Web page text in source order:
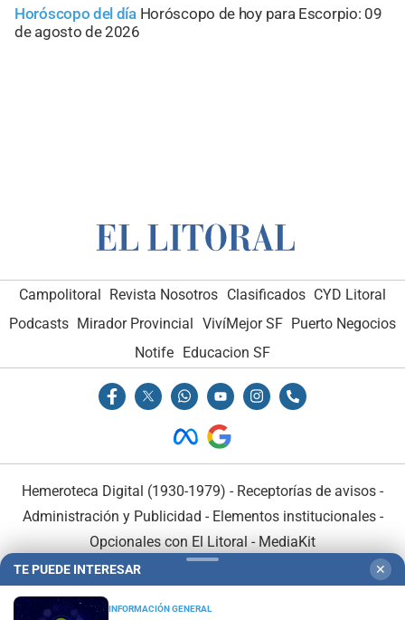
Horóscopo del día Horóscopo de hoy para Escorpio: 09
de agosto de 2026
Campolitoral Revista Nosotros Clasificados CYD Litoral
Podcasts Mirador Provincial VivíMejor SF Puerto Negocios
Notife Educacion SF
Hemeroteca Digital (1930-1979) - Receptorías de avisos -
Administración y Publicidad - Elementos institucionales-
Opcionales con El Litoral - MediaKit
TE PUEDE INTERESAR ✕
INFORMACIÓN GENERAL